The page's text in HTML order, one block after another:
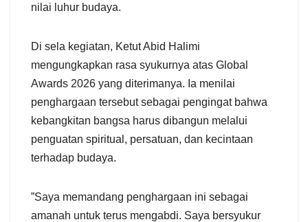
nilai luhur budaya.
​Di sela kegiatan, Ketut Abid Halimi
mengungkapkan rasa syukurnya atas Global
Awards 2026 yang diterimanya. Ia menilai
penghargaan tersebut sebagai pengingat bahwa
kebangkitan bangsa harus dibangun melalui
penguatan spiritual, persatuan, dan kecintaan
terhadap budaya.
​”Saya memandang penghargaan ini sebagai
amanah untuk terus mengabdi. Saya bersyukur